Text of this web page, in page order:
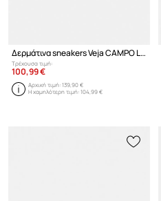
Δερμάτινα sneakers Veja CAMPO LEATHER
Τρέχουσα τιμή:
100,99 €
Αρχική τιμή:139,90 €
Η χαμηλότερη τιμή:104,99 €